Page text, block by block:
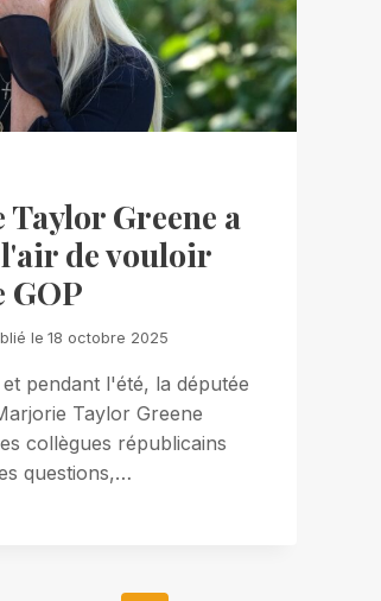
Greene a
de vouloir
GOP
le 18 octobre 2025
pendant l'été, la députée
Taylor Greene
collègues républicains
questions,…